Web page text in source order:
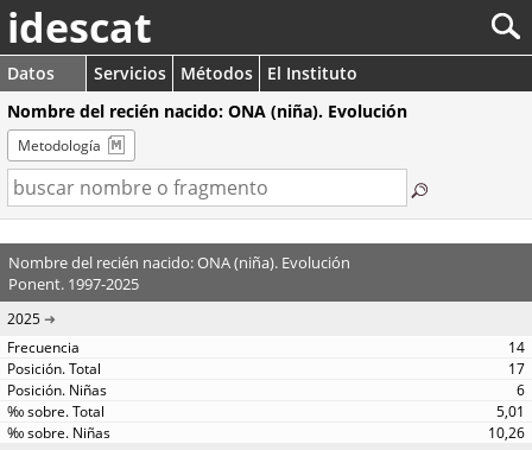
idescat
Datos Servicios Métodos
El Instituto
Nombre del recién nacido: ONA (niña). Evolución
Metodología
Nombre del recién nacido: ONA (niña). Evolución
Ponent. 1997-2025
2025
14
17
6
5,01
10,26